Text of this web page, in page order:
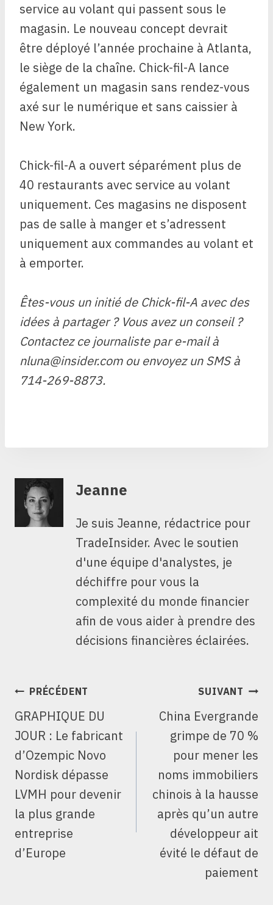
service au volant qui passent sous le
magasin. Le nouveau concept devrait
être déployé l’année prochaine à Atlanta,
le siège de la chaîne. Chick-fil-A lance
également un magasin sans rendez-vous
axé sur le numérique et sans caissier à
New York.
Chick-fil-A a ouvert séparément plus de
40 restaurants avec service au volant
uniquement. Ces magasins ne disposent
pas de salle à manger et s’adressent
uniquement aux commandes au volant et
à emporter.
Êtes-vous un initié de Chick-fil-A avec des
idées à partager ? Vous avez un conseil ?
Contactez ce journaliste par e-mail à
nluna@insider.comou envoyez un SMS à
714-269-8873.
Jeanne
Je suis Jeanne, rédactrice pour
TradeInsider. Avec le soutien
d'une équipe d'analystes, je
déchiffre pour vous la
complexité du monde financier
afin de vous aider à prendre des
décisions financières éclairées.
NAVIGATION
L’ARTICLE
PRÉCÉDENT
GRAPHIQUE DU
JOUR : Le fabricant
d’Ozempic Novo
Nordisk dépasse
LVMH pour devenir
la plus grande
entreprise
d’Europe
SUIVANT
China Evergrande
grimpe de 70 %
pour mener les
noms immobiliers
chinois à la hausse
après qu’un autre
développeur ait
évité le défaut de
paiement